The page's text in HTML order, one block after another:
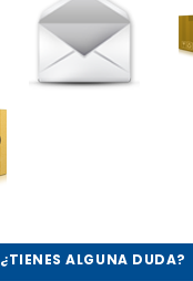
¿TIENES ALGUNA DUDA?